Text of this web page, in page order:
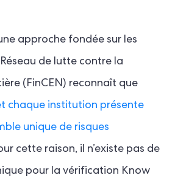
approche fondée sur les
Réseau de lutte contre la
(FinCEN) reconnaît que
chaque institution présente
unique de risques
cette raison, il n’existe pas de
pour la vérification Know